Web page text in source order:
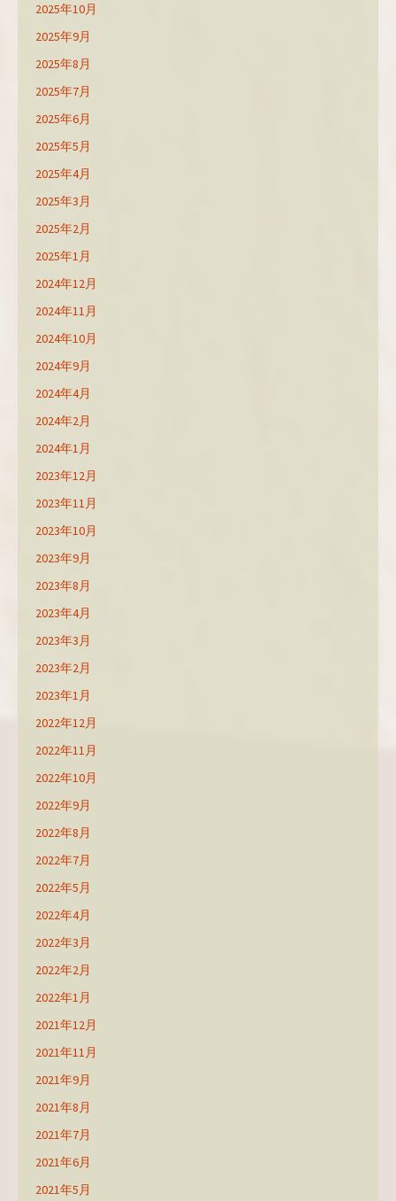
2025年10月
2025年9月
2025年8月
2025年7月
2025年6月
2025年5月
2025年4月
2025年3月
2025年2月
2025年1月
2024年12月
2024年11月
2024年10月
2024年9月
2024年4月
2024年2月
2024年1月
2023年12月
2023年11月
2023年10月
2023年9月
2023年8月
2023年4月
2023年3月
2023年2月
2023年1月
2022年12月
2022年11月
2022年10月
2022年9月
2022年8月
2022年7月
2022年5月
2022年4月
2022年3月
2022年2月
2022年1月
2021年12月
2021年11月
2021年9月
2021年8月
2021年7月
2021年6月
2021年5月